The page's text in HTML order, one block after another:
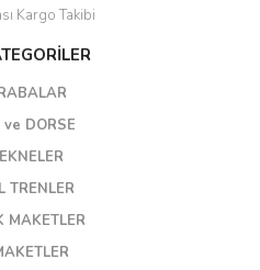
Kargo Takibi
ve DORSE
TRENLER
MAKETLER